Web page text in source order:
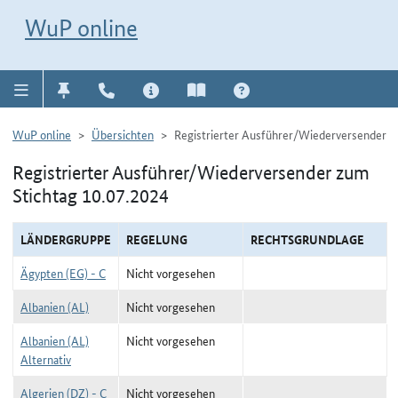
WuP online
WuP online Übersichten Registrierter Ausführer/Wiederversender
Registrierter Ausführer/Wiederversender zum
Stichtag 10.07.2024
LÄNDERGRUPPE REGELUNG
RECHTSGRUNDLAGE
Ägypten (EG) - C
Nicht vorgesehen
Albanien (AL)
Nicht vorgesehen
Albanien (AL)
Alternativ
Nicht vorgesehen
Algerien (DZ) - C Nicht vorgesehen